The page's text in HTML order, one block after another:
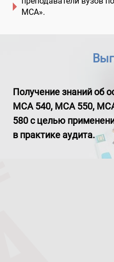
МСА».
Получение знаний об
МСА 540, МСА 550,
580 с целью
в практике аудита.